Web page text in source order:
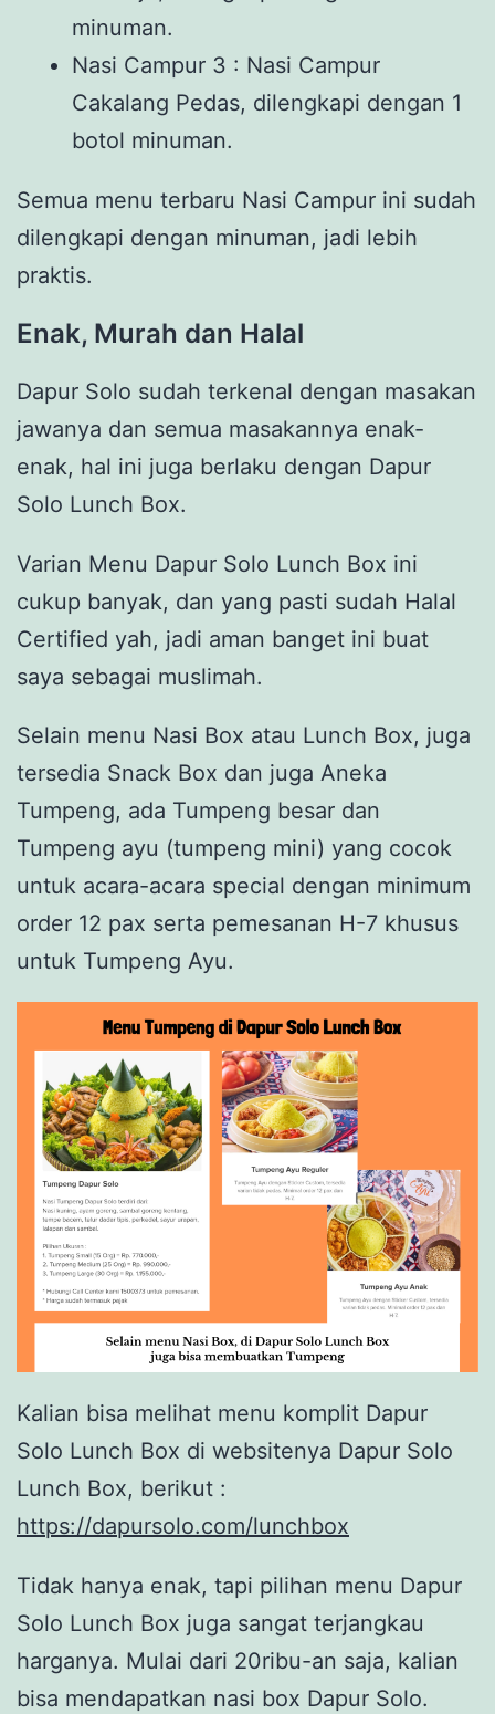
minuman.
Nasi Campur 3 : Nasi Campur
Cakalang Pedas, dilengkapi dengan 1
botol minuman.
Semua menu terbaru Nasi Campur ini sudah
dilengkapi dengan minuman, jadi lebih
praktis.
Enak, Murah dan Halal
Dapur Solo sudah terkenal dengan masakan
jawanya dan semua masakannya enak-
enak, hal ini juga berlaku dengan Dapur
Solo Lunch Box.
Varian Menu Dapur Solo Lunch Box ini
cukup banyak, dan yang pasti sudah Halal
Certified yah, jadi aman banget ini buat
saya sebagai muslimah.
Selain menu Nasi Box atau Lunch Box, juga
tersedia Snack Box dan juga Aneka
Tumpeng, ada Tumpeng besar dan
Tumpeng ayu (tumpeng mini) yang cocok
untuk acara-acara special dengan minimum
order 12 pax serta pemesanan H-7 khusus
untuk Tumpeng Ayu.
Kalian bisa melihat menu komplit Dapur
Solo Lunch Box di websitenya Dapur Solo
Lunch Box, berikut :
https://dapursolo.com/lunchbox
Tidak hanya enak, tapi pilihan menu Dapur
Solo Lunch Box juga sangat terjangkau
harganya. Mulai dari 20ribu-an saja, kalian
bisa mendapatkan nasi box Dapur Solo.